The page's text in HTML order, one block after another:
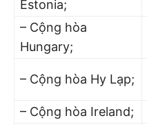
Estonia;
– Cộng hòa
Hungary;
– Cộng hòa Hy Lạp;
– Cộng hòa Ireland;